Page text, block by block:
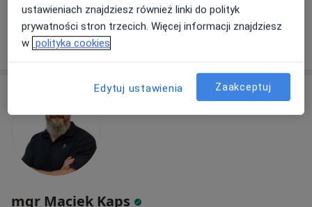
Poproś o wizytę
mgr Maciek Kaps
ustawieniach znajdziesz również linki do polityk
prywatności stron trzecich. Więcej informacji znajdziesz
w polityka cookies
Edytuj ustawienia Zaakceptuj